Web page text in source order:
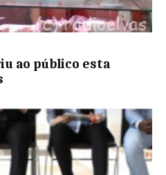
ao público esta